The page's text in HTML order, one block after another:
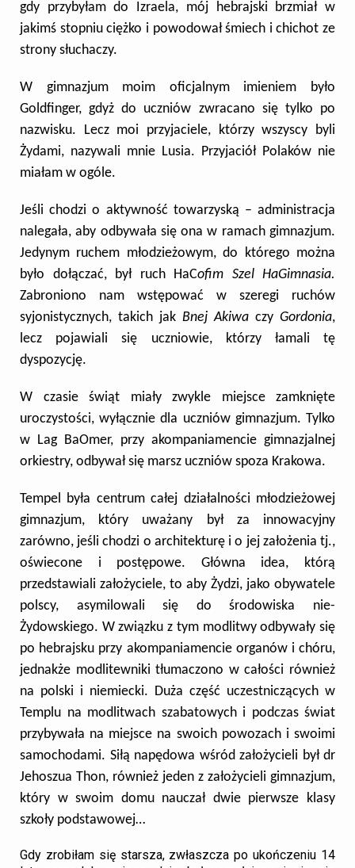
gdy przybyłam do Izraela, mój hebrajski brzmiał w
jakimś stopniu ciężko i powodował śmiech i chichot ze
strony słuchaczy.
W gimnazjum moim oficjalnym imieniem było
Goldfinger, gdyż do uczniów zwracano się tylko po
nazwisku. Lecz moi przyjaciele, którzy wszyscy byli
Żydami, nazywali mnie Lusia. Przyjaciół Polaków nie
miałam w ogóle.
Jeśli chodzi o aktywność towarzyską – administracja
nalegała, aby odbywała się ona w ramach gimnazjum.
Jedynym ruchem młodzieżowym, do którego można
było dołączać, był ruch HaCofim Szel HaGimnasia.
Zabroniono nam wstępować w szeregi ruchów
syjonistycznych, takich jak Bnej Akiwa czy Gordonia,
lecz pojawiali się uczniowie, którzy łamali tę
dyspozycję.
W czasie świąt miały zwykle miejsce zamknięte
uroczystości, wyłącznie dla uczniów gimnazjum. Tylko
w Lag BaOmer, przy akompaniamencie gimnazjalnej
orkiestry, odbywał się marsz uczniów spoza Krakowa.
Tempel była centrum całej działalności młodzieżowej
gimnazjum, który uważany był za innowacyjny
zarówno, jeśli chodzi o architekturę i o jej założenia tj.,
oświecone i postępowe. Główna idea, którą
przedstawiali założyciele, to aby Żydzi, jako obywatele
polscy, asymilowali się do środowiska nie-
Żydowskiego. W związku z tym modlitwy odbywały się
po hebrajsku przy akompaniamencie organów i chóru,
jednakże modlitewniki tłumaczono w całości również
na polski i niemiecki. Duża część uczestniczących w
Templu na modlitwach szabatowych i podczas świat
przybywała na miejsce na swoich powozach i swoimi
samochodami. Siłą napędowa wśród założycieli był dr
Jehoszua Thon, również jeden z założycieli gimnazjum,
który w swoim domu nauczał dwie pierwsze klasy
szkoły podstawowej…
Gdy zrobiłam się starsza, zwłaszcza po ukończeniu 14